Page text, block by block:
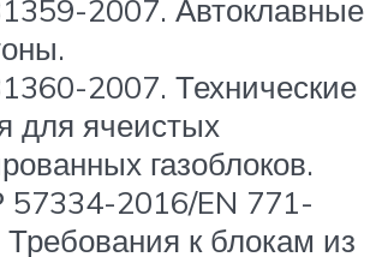
2007. Автоклавные
2007. Технические
для ячеистых
газоблоков.
2016/EN 771-
к блокам из